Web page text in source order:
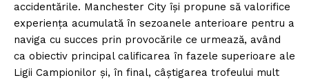
accidentările. Manchester City își propune să valorifice
experiența acumulată în sezoanele anterioare pentru a
naviga cu succes prin provocările ce urmează, având
ca obiectiv principal calificarea în fazele superioare ale
Ligii Campionilor și, în final, câștigarea trofeului mult